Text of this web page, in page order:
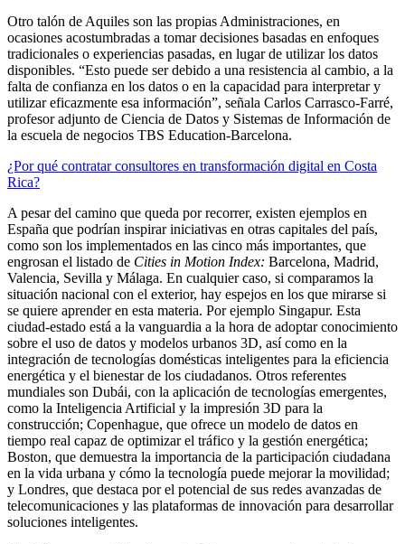
Otro talón de Aquiles son las propias Administraciones, en
ocasiones acostumbradas a tomar decisiones basadas en enfoques
tradicionales o experiencias pasadas, en lugar de utilizar los datos
disponibles. “Esto puede ser debido a una resistencia al cambio, a la
falta de confianza en los datos o en la capacidad para interpretar y
utilizar eficazmente esa información”, señala Carlos Carrasco-Farré,
profesor adjunto de Ciencia de Datos y Sistemas de Información de
la escuela de negocios TBS Education-Barcelona.
¿Por qué contratar consultores en transformación digital en Costa
Rica?
A pesar del camino que queda por recorrer, existen ejemplos en
España que podrían inspirar iniciativas en otras capitales del país,
como son los implementados en las cinco más importantes, que
engrosan el listado de Cities in Motion Index: Barcelona, Madrid,
Valencia, Sevilla y Málaga. En cualquier caso, si comparamos la
situación nacional con el exterior, hay espejos en los que mirarse si
se quiere aprender en esta materia. Por ejemplo Singapur. Esta
ciudad-estado está a la vanguardia a la hora de adoptar conocimiento
sobre el uso de datos y modelos urbanos 3D, así como en la
integración de tecnologías domésticas inteligentes para la eficiencia
energética y el bienestar de los ciudadanos. Otros referentes
mundiales son Dubái, con la aplicación de tecnologías emergentes,
como la Inteligencia Artificial y la impresión 3D para la
construcción; Copenhague, que ofrece un modelo de datos en
tiempo real capaz de optimizar el tráfico y la gestión energética;
Boston, que demuestra la importancia de la participación ciudadana
en la vida urbana y cómo la tecnología puede mejorar la movilidad;
y Londres, que destaca por el potencial de sus redes avanzadas de
telecomunicaciones y las plataformas de innovación para desarrollar
soluciones inteligentes.